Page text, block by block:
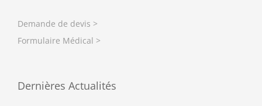
Demande de devis >
Formulaire Médical >
Dernières Actualités